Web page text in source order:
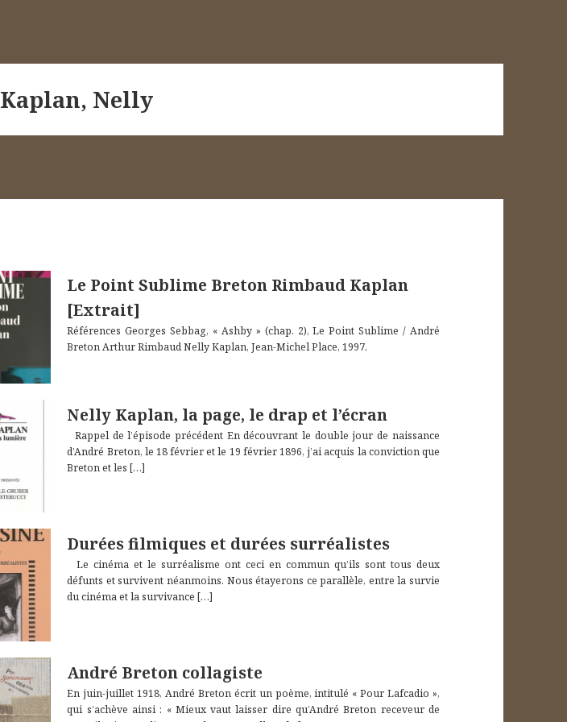
Kaplan, Nelly
Le Point Sublime Breton Rimbaud Kaplan
[Extrait]
Références Georges Sebbag, « Ashby » (chap. 2), Le Point Sublime / André
Breton Arthur Rimbaud Nelly Kaplan, Jean-Michel Place, 1997.
Nelly Kaplan, la page, le drap et l’écran
Rappel de l’épisode précédent En découvrant le double jour de naissance
d’André Breton, le 18 février et le 19 février 1896, j’ai acquis la conviction que
Breton et les […]
Durées filmiques et durées surréalistes
Le cinéma et le surréalisme ont ceci en commun qu’ils sont tous deux
défunts et survivent néanmoins. Nous étayerons ce parallèle, entre la survie
du cinéma et la survivance […]
André Breton collagiste
En juin-juillet 1918, André Breton écrit un poème, intitulé « Pour Lafcadio »,
qui s’achève ainsi : « Mieux vaut laisser dire qu’André Breton receveur de